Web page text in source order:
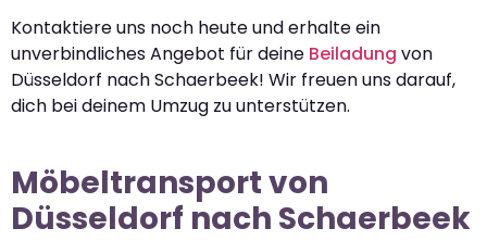
Kontaktiere uns noch heute und erhalte ein
unverbindliches Angebot für deine Beiladung von
Düsseldorf nach Schaerbeek! Wir freuen uns darauf,
dich bei deinem Umzug zu unterstützen.
Möbeltransport von
Düsseldorf nach Schaerbeek